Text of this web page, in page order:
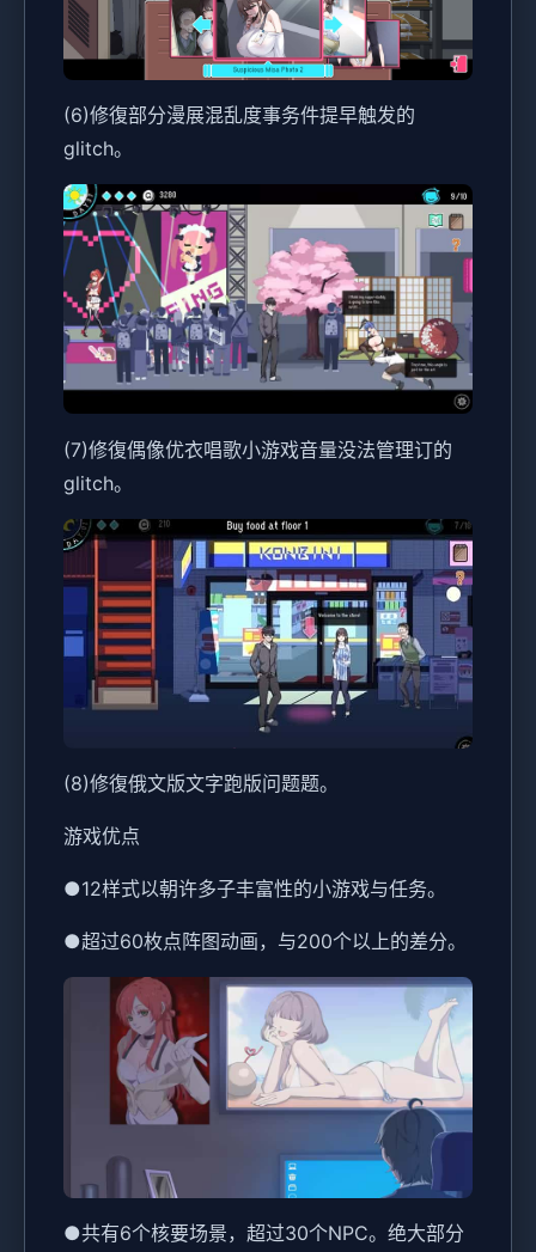
(6)修復部分漫展混乱度事务件提早触发的
glitch。
(7)修復偶像优衣唱歌小游戏音量没法管理订的
glitch。
(8)修復俄文版文字跑版问题题。
游戏优点
●12样式以朝许多子丰富性的小游戏与任务。
●超过60枚点阵图动画，与200个以上的差分。
●共有6个核要场景，超过30个NPC。绝大部分